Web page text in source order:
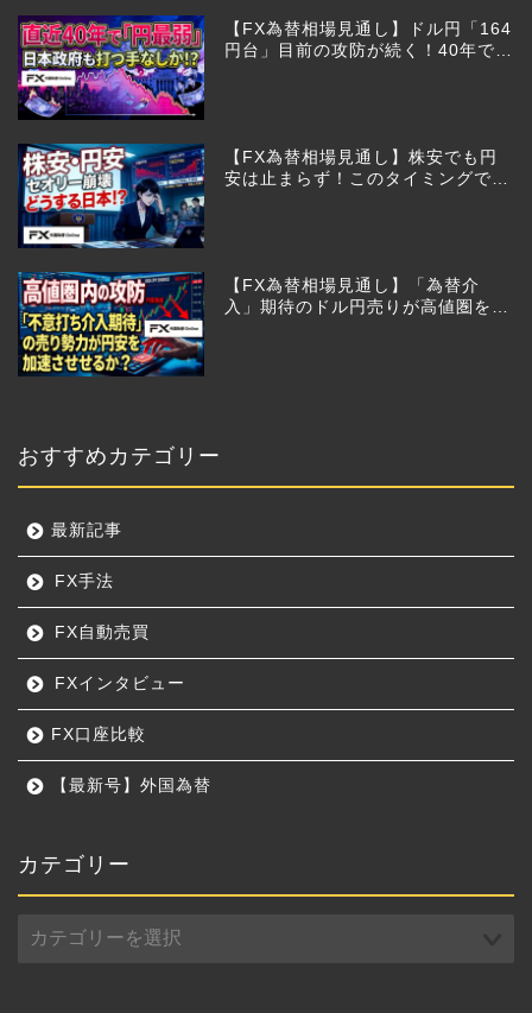
【FX為替相場見通し】ドル円「164
円台」目前の攻防が続く！40年で円
【FX為替相場見通し】株安でも円
安は止まらず！このタイミングでと
【FX為替相場見通し】「為替介
入」期待のドル円売りが高値圏を維
おすすめカテゴリー
最新記事
FX手法
FX自動売買
FXインタビュー
FX口座比較
【最新号】外国為替
カテゴリー
テ